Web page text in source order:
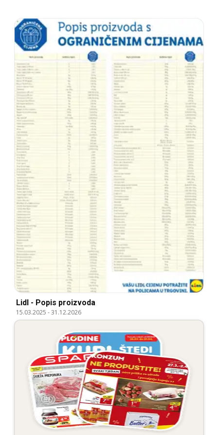
Lidl - Popis proizvoda
15.03.2025 -31.12.2026